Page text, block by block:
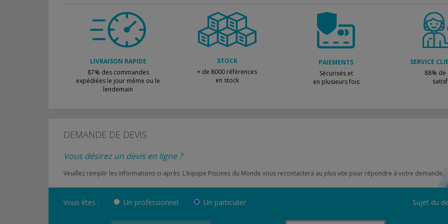
LIVRAISON RAPIDE
87% des commandes
expédiées le jour même ou le
lendemain
STOCK
+ de 8000 références
en stock
PAIEMENTS
Sécurisés et
en plusieurs fois
SERVICE
88% de
DEMANDE DE DEVIS
Vous désirez un devis en ligne ?
Veuillez remplir les informations ci-après. L’équipe Piscines du Monde vous recontactera au plus vite pour répondre à votre demande.
Vous êtes : Un professionnel Un particulier Sujet du